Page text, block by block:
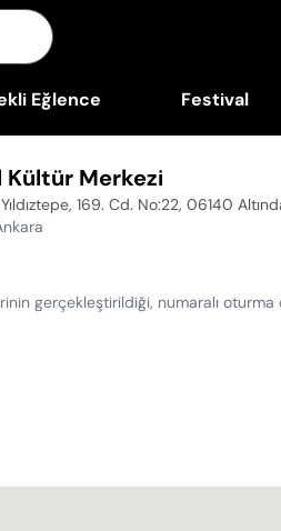
Eğlence Festival
Kültür Merkezi
169. Cd. No:22, 06140
gerçekleştirildiği, numaralı